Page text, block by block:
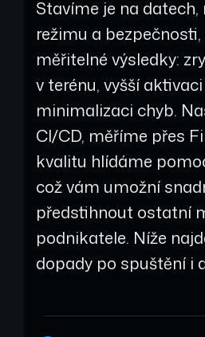
Stavíme je na
režimu a
měřitelné výsledky:
v terénu, vyšší
minimalizaci chyb.
CI/CD, měříme přes
kvalitu hlídáme
což vám umožní
předstihnout ostatní
podnikatele. Níže
dopady po spuštění i